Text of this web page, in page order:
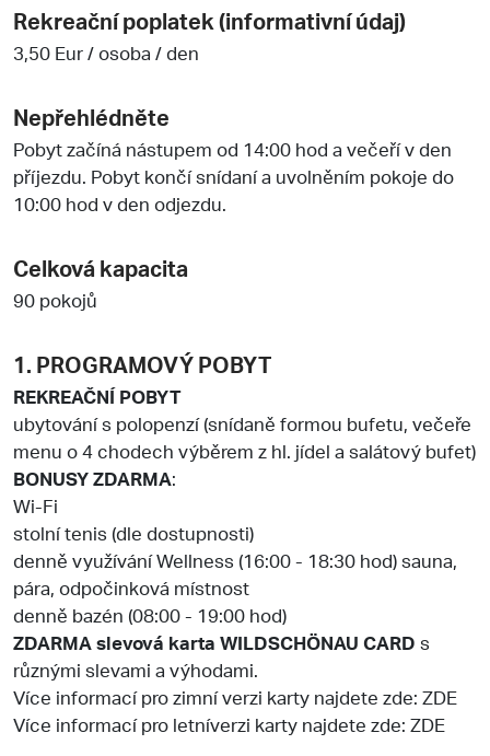
Rekreační poplatek (informativní údaj)
3,50 Eur / osoba / den
Nepřehlédněte
Pobyt začíná nástupem od 14:00 hod a večeří v den
příjezdu. Pobyt končí snídaní a uvolněním pokoje do
10:00 hod v den odjezdu.
Celková kapacita
90 pokojů
1. PROGRAMOVÝ POBYT
REKREAČNÍ POBYT
ubytování s polopenzí (snídaně formou bufetu, večeře
menu o 4 chodech výběrem z hl. jídel a salátový bufet)
BONUSY ZDARMA:
Wi-Fi
stolní tenis (dle dostupnosti)
denně využívání Wellness (16:00 - 18:30 hod) sauna,
pára, odpočinková místnost
denně bazén (08:00 - 19:00 hod)
ZDARMA slevová karta WILDSCHÖNAU CARD s
různými slevami a výhodami.
Více informací pro zimní verzi karty najdete zde: ZDE
Více informací pro letníverzi karty najdete zde: ZDE